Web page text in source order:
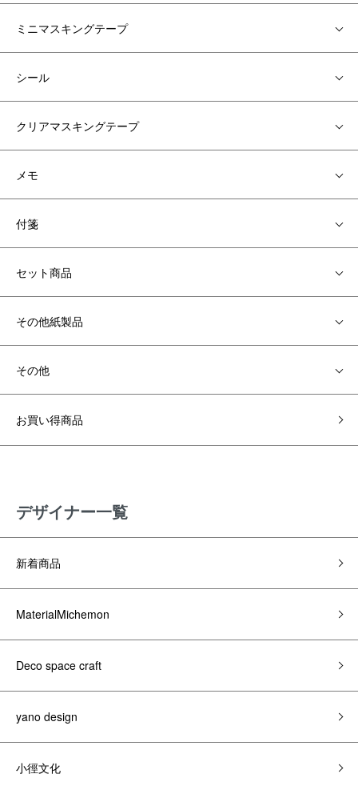
ミニマスキングテープ
シール
クリアマスキングテープ
メモ
付箋
セット商品
その他紙製品
その他
お買い得商品
デザイナー一覧
新着商品
MaterialMichemon
Deco space craft
yano design
小徑文化